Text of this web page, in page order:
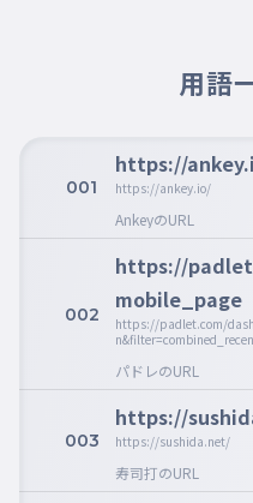
用語
001
https://
https://ankey.io/
AnkeyのURL
002
https://
mobile_page
https://padlet.com/
パドレのURL
003
https://
https://sushida.net/
寿司打のURL